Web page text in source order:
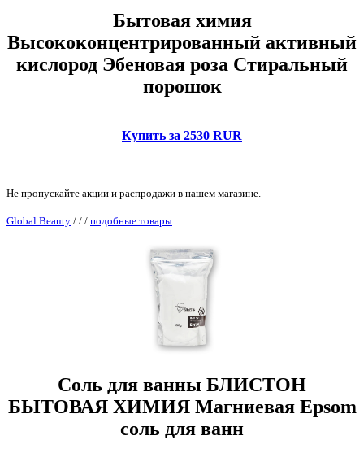
Бытовая химия
Высококонцентрированный активный
кислород Эбеновая роза Стиральный
порошок
Купить за 2530 RUR
Не пропускайте акции и распродажи в нашем магазине.
Global Beauty / / / подобные товары
Соль для ванны БЛИСТОН
БЫТОВАЯ ХИМИЯ Магниевая Epsom
соль для ванн